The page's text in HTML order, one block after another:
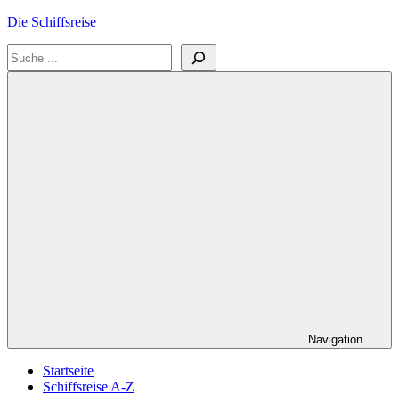
Zum
springen
Die Schiffsreise
Literatur-
Suchen
Navigation
Startseite
Schiffsreise A-Z